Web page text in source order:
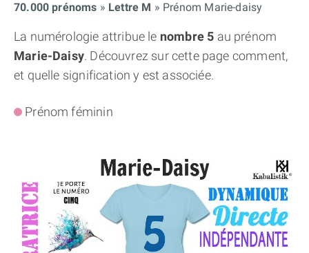
70.000 prénoms Lettre M Prénom Marie-daisy
La numérologie attribue le nombre 5 au prénom
Marie-Daisy. Découvrez sur cette page comment,
et quelle signification y est associée.
Prénom féminin
THÈME GRATUIT
THÈME NUMÉROLOGIQUE APPROFONDI
THÈME TEMPOREL
THÈME « DOUBLE JE »
APPRENDRE LA NUMÉROLOGIE